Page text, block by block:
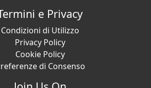
e Privacy
Condizioni di Utilizzo
Privacy Policy
Cookie Policy
di Consenso